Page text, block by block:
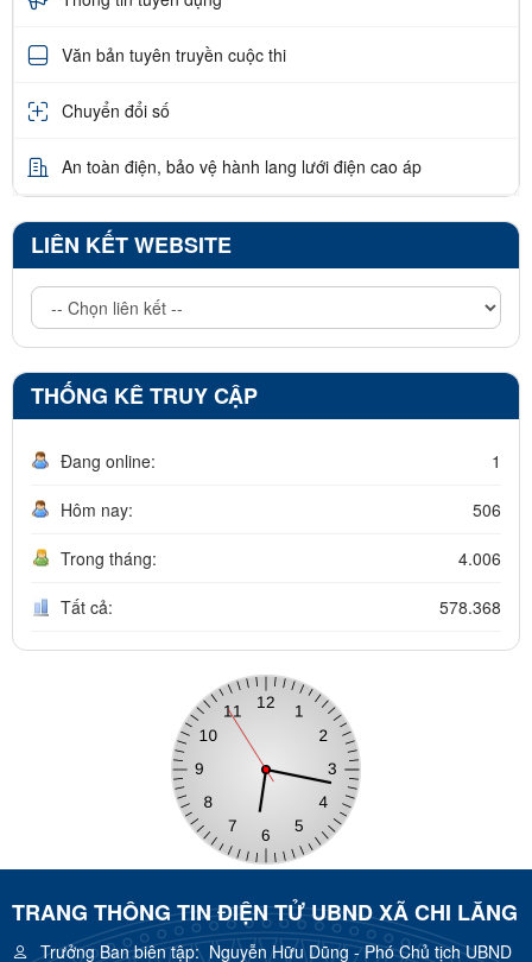
Văn bản tuyên truyền cuộc thi
Chuyển đổi số
An toàn điện, bảo vệ hành lang lưới điện cao áp
LIÊN KẾT WEBSITE
THỐNG KÊ TRUY CẬP
Đang online: 1
Hôm nay: 506
Trong tháng: 4.006
Tất cả: 578.368
TRANG THÔNG TIN ĐIỆN TỬ UBND XÃ CHI LĂNG
Trưởng Ban biên tập:Nguyễn Hữu Dũng - Phó Chủ tịch UBND